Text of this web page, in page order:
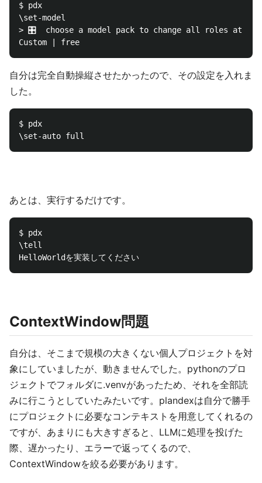
$ pdx
\set-model
> 🎛️  choose a model pack to change all roles at
自分は完全自動操縦させたかったので、その設定を入れま
した。
$ pdx
あとは、実行するだけです。
$ pdx
\tell
ContextWindow問題
自分は、そこまで規模の大きくない個人プロジェクトを対
象にしていましたが、動きませんでした。pythonのプロ
ジェクトでフォルダに.venvがあったため、それを全部読
みに行こうとしていたみたいです。plandexは自分で勝手
にプロジェクトに必要なコンテキストを用意してくれるの
ですが、あまりにも大きすぎると、LLMに処理を投げた
際、遅かったり、エラーで返ってくるので、
ContextWindowを絞る必要があります。